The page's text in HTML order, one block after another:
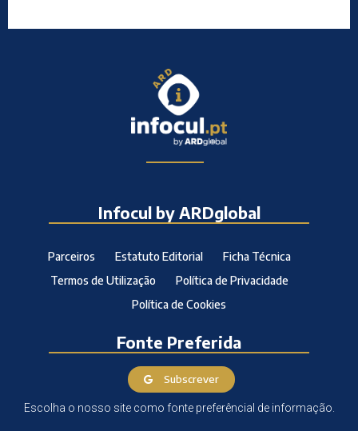
Infocul by ARDglobal
Parceiros Estatuto Editorial
Ficha Técnica
Termos de Utilização
Política de Privacidade
Política de Cookies
Fonte Preferida
Subscrever
Escolha o nosso site como fonte preferêncial de informação.